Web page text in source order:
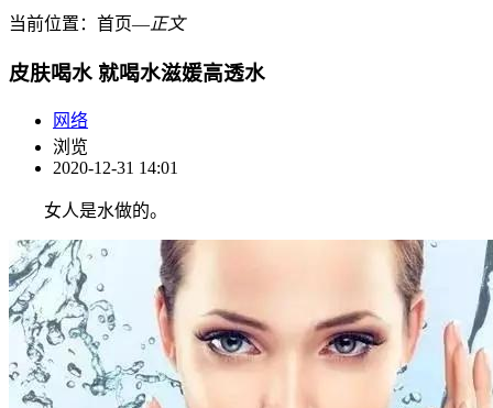
当前位置： 首页―正文
皮肤喝水 就喝水滋媛高透水
网络
浏览
2020-12-31 14:01
女人是水做的。